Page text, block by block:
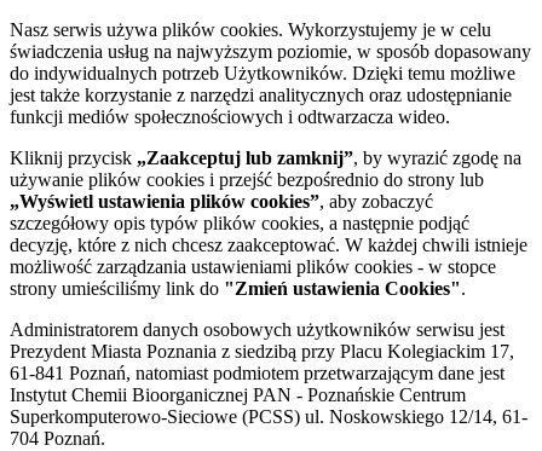
Nasz serwis używa plików cookies. Wykorzystujemy je w celu
świadczenia usług na najwyższym poziomie, w sposób dopasowany
do indywidualnych potrzeb Użytkowników. Dzięki temu możliwe
jest także korzystanie z narzędzi analitycznych oraz udostępnianie
funkcji mediów społecznościowych i odtwarzacza wideo.
Kliknij przycisk „Zaakceptuj lub zamknij”, by wyrazić zgodę na
używanie plików cookies i przejść bezpośrednio do strony lub
„Wyświetl ustawienia plików cookies”, aby zobaczyć
szczegółowy opis typów plików cookies, a następnie podjąć
decyzję, które z nich chcesz zaakceptować. W każdej chwili istnieje
możliwość zarządzania ustawieniami plików cookies - w stopce
strony umieściliśmy link do "Zmień ustawienia Cookies".
Administratorem danych osobowych użytkowników serwisu jest
Prezydent Miasta Poznania z siedzibą przy Placu Kolegiackim 17,
61-841 Poznań, natomiast podmiotem przetwarzającym dane jest
Instytut Chemii Bioorganicznej PAN - Poznańskie Centrum
Superkomputerowo-Sieciowe (PCSS) ul. Noskowskiego 12/14, 61-
704 Poznań.